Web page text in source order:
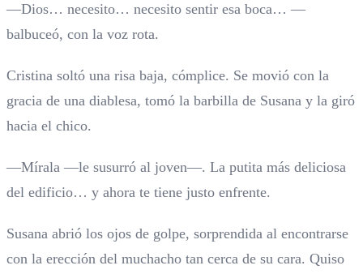
—Dios… necesito… necesito sentir esa boca… —
balbuceó, con la voz rota.
Cristina soltó una risa baja, cómplice. Se movió con la
gracia de una diablesa, tomó la barbilla de Susana y la giró
hacia el chico.
—Mírala —le susurró al joven—. La putita más deliciosa
del edificio… y ahora te tiene justo enfrente.
Susana abrió los ojos de golpe, sorprendida al encontrarse
con la erección del muchacho tan cerca de su cara. Quiso